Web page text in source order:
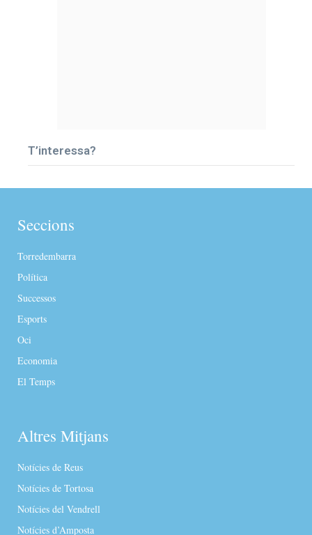
T’interessa?
Seccions
Torredembarra
Política
Successos
Esports
Oci
Economia
El Temps
Altres Mitjans
Notícies de Reus
Notícies de Tortosa
Notícies del Vendrell
Notícies d’Amposta